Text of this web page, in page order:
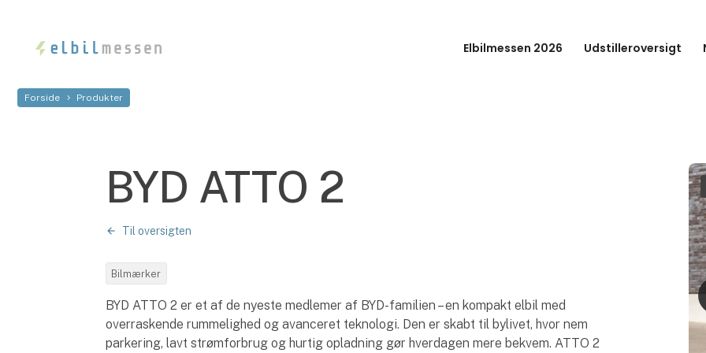
Elbilmessen 2026 Udstilleroversigt
Forside Produkter
BYD ATTO 2
Til oversigten
Bilmærker
BYD ATTO 2 er et af de nyeste medlemer af BYD-familien – en kompakt elbil med
overraskende rummelighed og avanceret teknologi. Den er skabt til bylivet, hvor nem
parkering, lavt strømforbrug og hurtig opladning gør hverdagen mere bekvem. ATTO 2